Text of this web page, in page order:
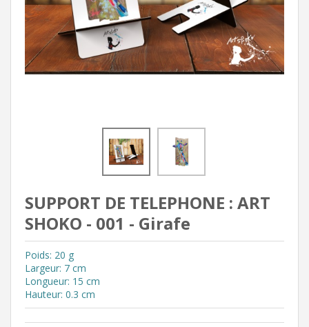
SUPPORT DE TELEPHONE : ART
SHOKO - 001 - Girafe
Poids: 20 g
Largeur: 7 cm
Longueur: 15 cm
Hauteur: 0.3 cm